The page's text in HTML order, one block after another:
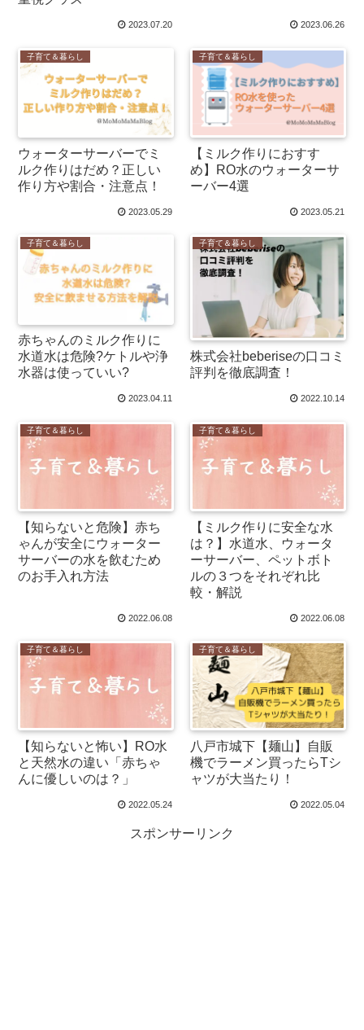
2023.07.20 2023.06.26
子育て＆暮らし
ウォーターサーバーでミ
ルク作りはだめ？正しい
作り方や割合・注意点！
2023.05.29
子育て＆暮らし
【ミルク作りにおすす
め】RO水のウォーターサ
ーバー4選
2023.05.21
子育て＆暮らし
赤ちゃんのミルク作りに
水道水は危険?ケトルや浄
水器は使っていい?
2023.04.11
子育て＆暮らし
株式会社beberiseの口コミ
評判を徹底調査！
2022.10.14
子育て＆暮らし
【知らないと危険】赤ち
ゃんが安全にウォーター
サーバーの水を飲むため
のお手入れ方法
2022.06.08
子育て＆暮らし
【ミルク作りに安全な水
は？】水道水、ウォータ
ーサーバー、ペットボト
ルの３つをそれぞれ比
較・解説
2022.06.08
子育て＆暮らし
【知らないと怖い】RO水
と天然水の違い「赤ちゃ
んに優しいのは？」
2022.05.24
子育て＆暮らし
八戸市城下【麺山】自販
機でラーメン買ったらTシ
ャツが大当たり！
2022.05.04
スポンサーリンク